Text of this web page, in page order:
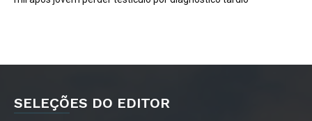
SELEÇÕES DO EDITOR